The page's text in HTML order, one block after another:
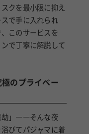
で手に入れられ
このサービスを
で丁寧に解説して
劫」――そんな夜
びてパジャマに着
誰かに話を聞いて